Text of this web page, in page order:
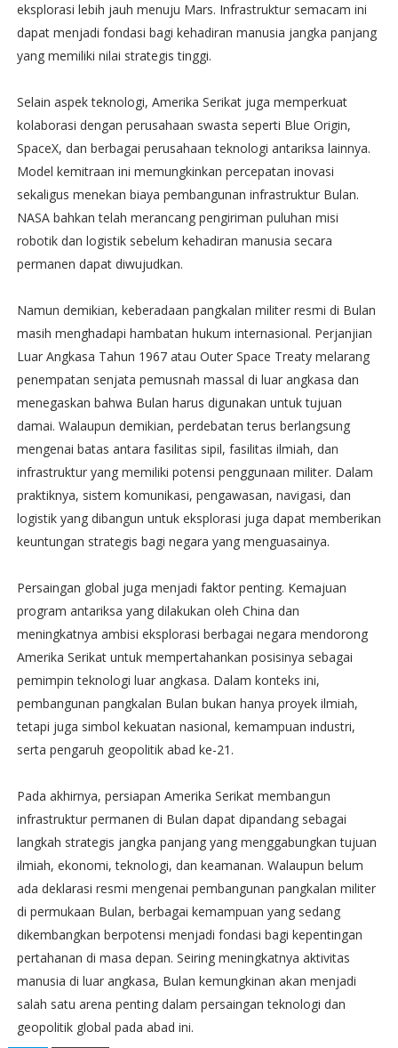
eksplorasi lebih jauh menuju Mars. Infrastruktur semacam ini
dapat menjadi fondasi bagi kehadiran manusia jangka panjang
yang memiliki nilai strategis tinggi.
Selain aspek teknologi, Amerika Serikat juga memperkuat
kolaborasi dengan perusahaan swasta seperti Blue Origin,
SpaceX, dan berbagai perusahaan teknologi antariksa lainnya.
Model kemitraan ini memungkinkan percepatan inovasi
sekaligus menekan biaya pembangunan infrastruktur Bulan.
NASA bahkan telah merancang pengiriman puluhan misi
robotik dan logistik sebelum kehadiran manusia secara
permanen dapat diwujudkan.
Namun demikian, keberadaan pangkalan militer resmi di Bulan
masih menghadapi hambatan hukum internasional. Perjanjian
Luar Angkasa Tahun 1967 atau Outer Space Treaty melarang
penempatan senjata pemusnah massal di luar angkasa dan
menegaskan bahwa Bulan harus digunakan untuk tujuan
damai. Walaupun demikian, perdebatan terus berlangsung
mengenai batas antara fasilitas sipil, fasilitas ilmiah, dan
infrastruktur yang memiliki potensi penggunaan militer. Dalam
praktiknya, sistem komunikasi, pengawasan, navigasi, dan
logistik yang dibangun untuk eksplorasi juga dapat memberikan
keuntungan strategis bagi negara yang menguasainya.
Persaingan global juga menjadi faktor penting. Kemajuan
program antariksa yang dilakukan oleh China dan
meningkatnya ambisi eksplorasi berbagai negara mendorong
Amerika Serikat untuk mempertahankan posisinya sebagai
pemimpin teknologi luar angkasa. Dalam konteks ini,
pembangunan pangkalan Bulan bukan hanya proyek ilmiah,
tetapi juga simbol kekuatan nasional, kemampuan industri,
serta pengaruh geopolitik abad ke-21.
Pada akhirnya, persiapan Amerika Serikat membangun
infrastruktur permanen di Bulan dapat dipandang sebagai
langkah strategis jangka panjang yang menggabungkan tujuan
ilmiah, ekonomi, teknologi, dan keamanan. Walaupun belum
ada deklarasi resmi mengenai pembangunan pangkalan militer
di permukaan Bulan, berbagai kemampuan yang sedang
dikembangkan berpotensi menjadi fondasi bagi kepentingan
pertahanan di masa depan. Seiring meningkatnya aktivitas
manusia di luar angkasa, Bulan kemungkinan akan menjadi
salah satu arena penting dalam persaingan teknologi dan
geopolitik global pada abad ini.